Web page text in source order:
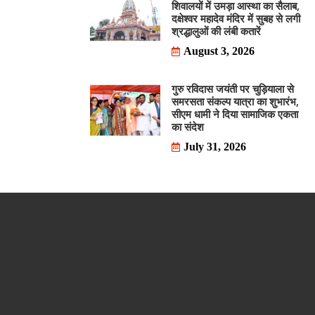
शिवालयों में उमड़ा आस्था का सैलाब,
दक्षेश्वर महादेव मंदिर में सुबह से लगी
श्रद्धालुओं की लंबी कतारें
August 3, 2026
गुरु रविदास जयंती पर चुड़ियाला से
समरसता संकल्प यात्रा का शुभारंभ,
सीएम धामी ने दिया सामाजिक एकता
का संदेश
July 31, 2026